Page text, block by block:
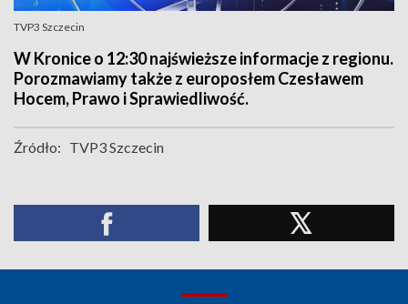
TVP3 Szczecin
W Kronice o 12:30 najświeższe informacje z regionu.
Porozmawiamy także z europosłem Czesławem
Hocem, Prawo i Sprawiedliwość.
Źródło: TVP3 Szczecin